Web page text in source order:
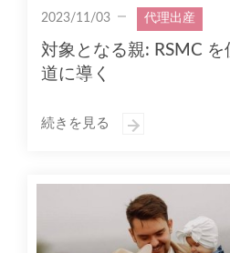
2023/11/03 代理出産
対象となる親: RSMC
道に導く
続きを見る